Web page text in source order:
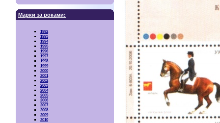
Марки за роками:
1992
1993
1994
1995
1996
1997
1998
1999
2000
2001
2002
2003
2004
2005
2006
2007
2008
2009
2010